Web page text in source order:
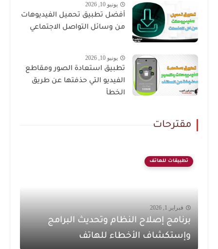
يونيو 10, 2026
أفضل تطبيق تحميل الفيديوهات
من وسائل التواصل الاجتماعي
يونيو 10, 2026
تطبيق استعادة الصور ومقاطع
الفيديو التي حذفتها عن طريق
الخطأ
مقترحات
تطبيقات للهاتف
فبراير 1, 2026
برنامج إصلاح النظام وتحديث البرامج
وإستكشاف الأخطاء للهاتف